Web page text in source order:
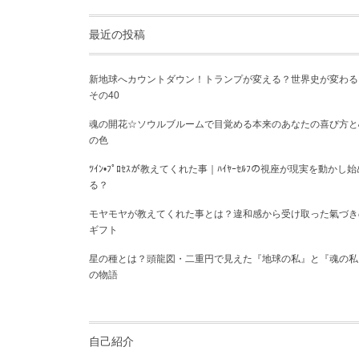
最近の投稿
新地球へカウントダウン！トランプが変える？世界史が変わる
その40
魂の開花☆ソウルブルームで目覚める本来のあなたの喜び方
の色
ﾂｲﾝ•ﾌﾟﾛｾｽが教えてくれた事｜ﾊｲﾔｰｾﾙﾌの視座が現実を動かし始
る？
モヤモヤが教えてくれた事とは？違和感から受け取った氣づ
ギフト
星の種とは？頭龍図・二重円で見えた『地球の私』と『魂の私
の物語
自己紹介